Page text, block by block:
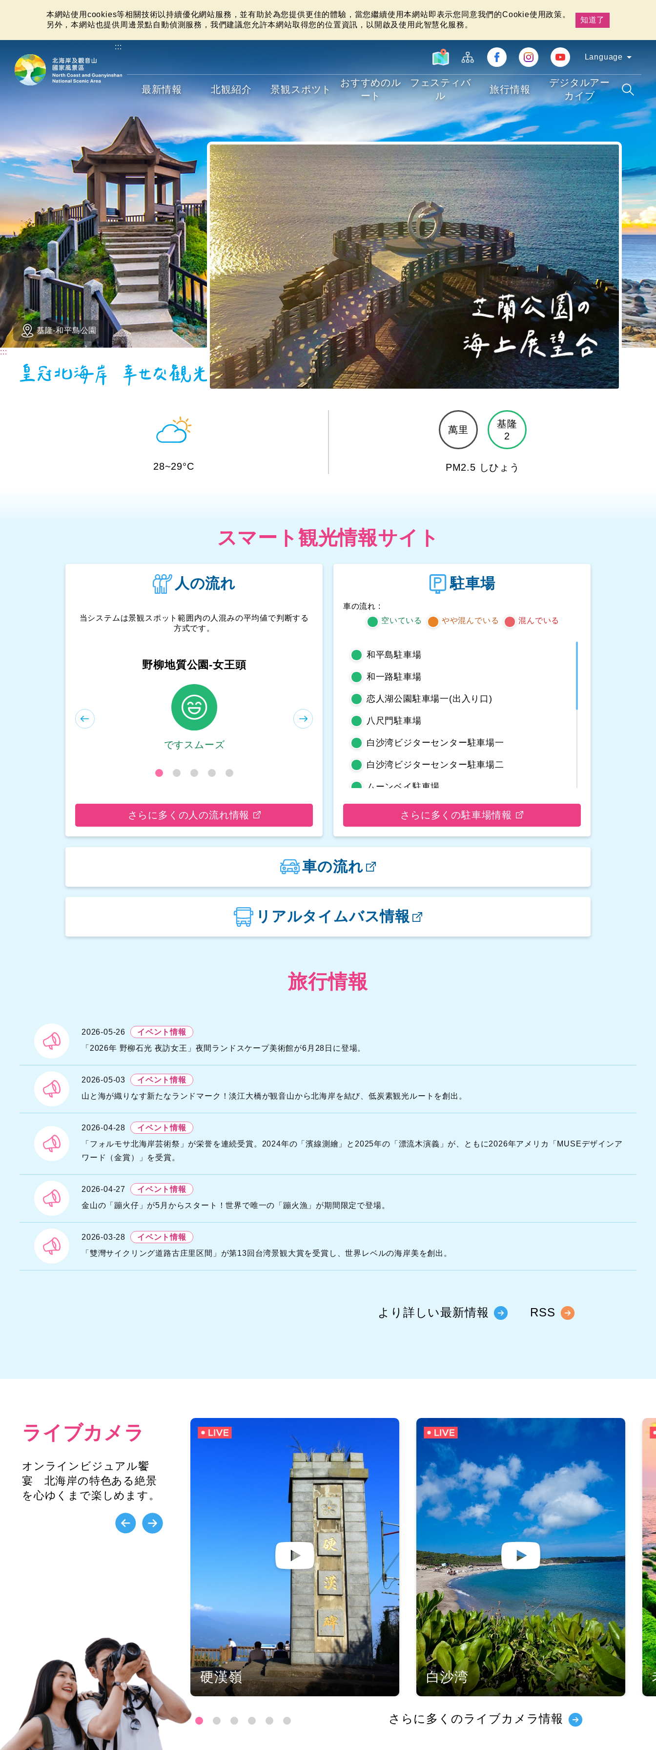
本網站使用cookies等相關技術以持續優化網站服務，並有助於為您提供更佳的體驗，當您繼續使用本網站即表示您同意我們的Cookie使用政策。
另外，本網站也提供周邊景點自動偵測服務，我們建議您允許本網站取得您的位置資訊，以開啟及使用此智慧化服務。
知道了
N
R
H
A
N
D
G
U
A
N
Y
I
N
SHA
:::
Language
最新情報 北観紹介 景観スポツト
おすすめのル
ート
フェスティバ
ル
旅行情報
デジタルアー
カイブ
基隆-和平島公園
:::
28~29°C
萬里
基隆
2
PM2.5 しひょう
スマート観光情報サイト
人の流れ
当システムは景観スポット範囲内の人混みの平均値で判断する
方式です。
和平島公園-等嶼亭
ですスムーズ
さらに多くの人の流れ情報
駐車場
車の流れ :
空いている
やや混んでいる 混んでいる
和平島駐車場
和一路駐車場
恋人湖公園駐車場一(出入り口)
八尺門駐車場
白沙湾ビジターセンター駐車場一
白沙湾ビジターセンター駐車場二
ムーンベイ駐車場
野柳地質公園駐車場
観音山遊客中心駐車場一
楓櫃斗湖駐車場
翡翠湾駐車場
金山立体駐車場
さらに多くの駐車場情報
車の流れ
リアルタイムバス情報
旅行情報
2026-05-26
イベント情報
「2026年 野柳石光 夜訪女王」夜間ランドスケープ美術館が6月28日に登場。
2026-05-03
イベント情報
山と海が織りなす新たなランドマーク！淡江大橋が観音山から北海岸を結び、低炭素観光ルートを創出。
2026-04-28
イベント情報
「フォルモサ北海岸芸術祭」が栄誉を連続受賞。2024年の「濱線測繪」と2025年の「漂流木演義」が、ともに2026年アメリカ「MUSEデザインア
ワード（金賞）」を受賞。
2026-04-27
イベント情報
金山の「蹦火仔」が5月からスタート！世界で唯一の「蹦火漁」が期間限定で登場。
2026-03-28
イベント情報
「雙灣サイクリング道路古庄里区間」が第13回台湾景観大賞を受賞し、世界レベルの海岸美を創出。
より詳しい最新情報 RSS
ライブカメラ
オンラインビジュアル饗
宴 北海岸の特色ある絶景
を心ゆくまで楽しめます。
地質公園 硬漢嶺 白沙湾
さらに多くのライブカメラ情報